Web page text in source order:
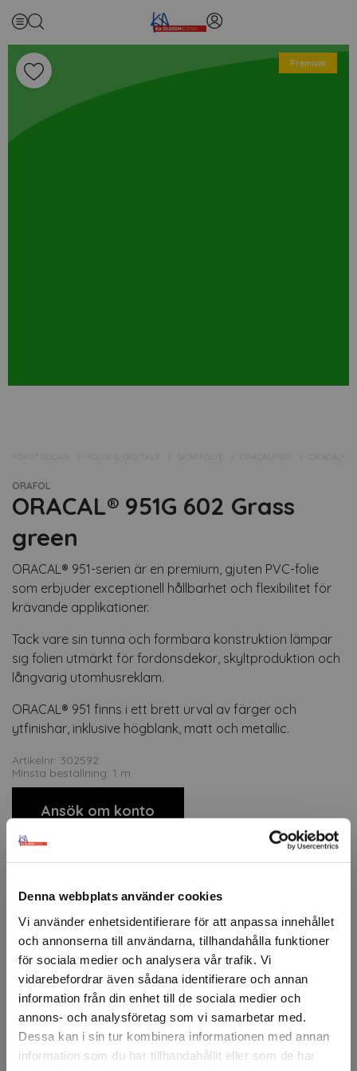
Denna webbplats använder cookies
Vi använder enhetsidentifierare för att anpassa innehållet
och annonserna till användarna, tillhandahålla funktioner
för sociala medier och analysera vår trafik. Vi
vidarebefordrar även sådana identifierare och annan
information från din enhet till de sociala medier och
annons- och analysföretag som vi samarbetar med.
Dessa kan i sin tur kombinera informationen med annan
information som du har tillhandahållit eller som de har
Premium
FÖRSTASIDAN FOLIE & DIGITALT ORACAL®
ORAFOL
ORACAL® 951G 602 Grass
green
ORACAL® 951-serien är en premium, gjuten PVC-folie
som erbjuder exceptionell hållbarhet och flexibilitet för
krävande applikationer.
Tack vare sin tunna och formbara konstruktion lämpar
sig folien utmärkt för fordonsdekor, skyltproduktion och
långvarig utomhusreklam.
ORACAL® 951 finns i ett brett urval av färger och
ytfinishar, inklusive högblank, matt och metallic.
Artikelnr: 302592
Minsta beställning: 1 m
Ansök om konto
ORACAL® 951-serien är en premium, gjuten PVC-folie som
erbjuder exceptionell hållbarhet och flexibilitet för
krävande applikationer. Tack vare sin tunna och formbara
konstruktion lämpar sig folien utmärkt för fordonsdekor,
skyltproduktion och långvarig utomhusreklam.
ORACAL® 951 finns i ett brett urval av färger och
ytfinishar, inklusive högblank, matt och metallic.
Flexibel och anpassad för både släta och komplexa